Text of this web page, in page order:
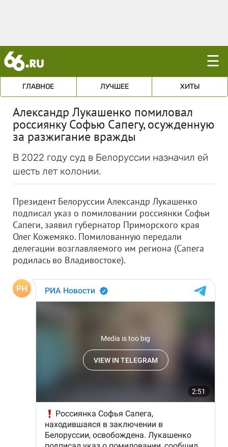
☰
ГЛАВНОЕ ЛУЧШЕЕ ХИТЫ
Александр Лукашенко помиловал
россиянку Софью Сапегу, осужденную
за разжигание вражды
В 2022 году суд в Белоруссии назначил ей
шесть лет колонии.
Президент Белоруссии Александр Лукашенко
подписал указ о помиловании россиянки Софьи
Сапеги, заявил губернатор Приморского края
Олег Кожемяко. Помилованную передали
делегации возглавляемого им региона (Сапега
родилась во Владивостоке).